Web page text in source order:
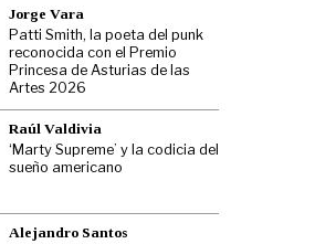
Jorge Vara
Patti Smith, la poeta del punk
reconocida con el Premio
Princesa de Asturias de las
Artes 2026
Raúl Valdivia
‘Marty Supreme’ y la codicia del
sueño americano
Alejandro Santos